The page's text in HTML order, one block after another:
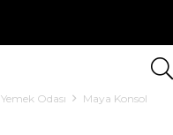
Yemek Odası Maya Konsol